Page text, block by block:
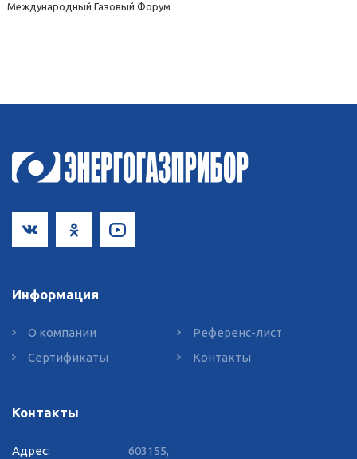
Международный Газовый Форум
Информация
О компании
Сертификаты
Референс-лист
Контакты
Контакты
Адрес:
603155,